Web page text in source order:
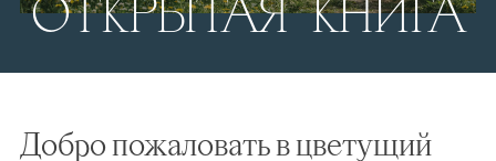
ОТКРЫТАЯ КНИГА
Добро пожаловать в цветущий